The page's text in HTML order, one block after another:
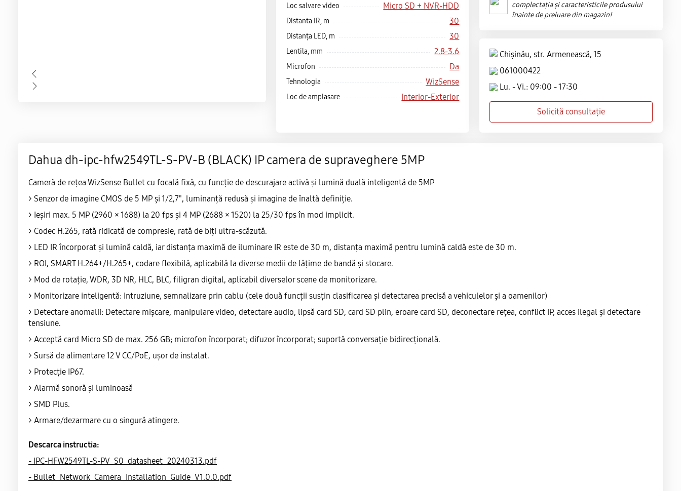
Loc salvare video Micro SD + NVR-HDD
Distanta IR, m 30
Distanța LED, m 30
Lentila, mm 2.8-3.6
Microfon Da
Tehnologia WizSense
Loc de amplasare Interior-Exterior
complectația și caracteristicile produsului
înainte de preluare din magazin!
Chișinău, str. Armenească, 15
061000422
Lu. - Vi.: 09:00 - 17:30
Solicită consultație
Dahua dh-ipc-hfw2549TL-S-PV-B (BLACK) IP camera de supraveghere 5MP
Cameră de rețea WizSense Bullet cu focală fixă, cu funcție de descurajare activă și lumină duală inteligentă de 5MP
> Senzor de imagine CMOS de 5 MP și 1/2,7", luminanță redusă și imagine de înaltă definiție.
> Ieșiri max. 5 MP (2960 × 1688) la 20 fps și 4 MP (2688 × 1520) la 25/30 fps în mod implicit.
> Codec H.265, rată ridicată de compresie, rată de biți ultra-scăzută.
> LED IR încorporat și lumină caldă, iar distanța maximă de iluminare IR este de 30 m, distanța maximă pentru lumină caldă este de 30 m.
> ROI, SMART H.264+/H.265+, codare flexibilă, aplicabilă la diverse medii de lățime de bandă și stocare.
> Mod de rotație, WDR, 3D NR, HLC, BLC, filigran digital, aplicabil diverselor scene de monitorizare.
> Monitorizare inteligentă: Intruziune, semnalizare prin cablu (cele două funcții susțin clasificarea și detectarea precisă a vehiculelor și a oamenilor)
> Detectare anomalii: Detectare mișcare, manipulare video, detectare audio, lipsă card SD, card SD plin, eroare card SD, deconectare rețea, conflict IP, acces ilegal și detectare
tensiune.
> Acceptă card Micro SD de max. 256 GB; microfon încorporat; difuzor încorporat; suportă conversație bidirecțională.
> Sursă de alimentare 12 V CC/PoE, ușor de instalat.
> Protecție IP67.
> Alarmă sonoră și luminoasă
> SMD Plus.
> Armare/dezarmare cu o singură atingere.
Descarca instructia:
- IPC-HFW2549TL-S-PV_S0_datasheet_20240313.pdf
- Bullet_Network_Camera_Installation_Guide_V1.0.0.pdf